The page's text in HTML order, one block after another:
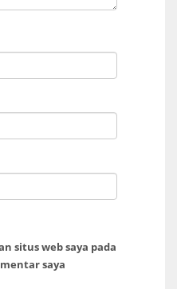
situs web saya pada
saya